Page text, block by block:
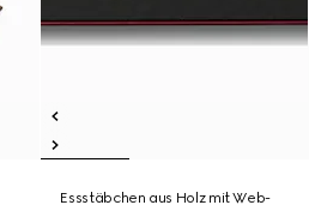
Essstäbchen aus Holz mit Web-